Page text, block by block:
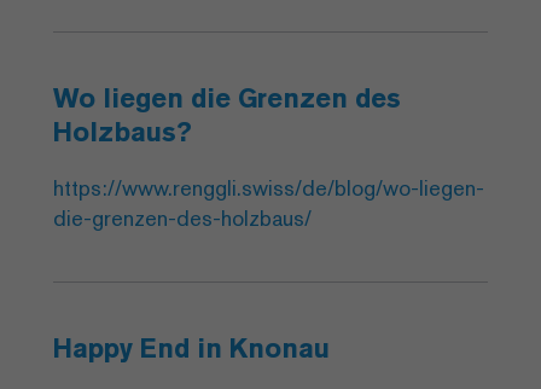
Wo liegen die Grenzen des
Holzbaus?
https://www.renggli.swiss/de/blog/wo-liegen-
die-grenzen-des-holzbaus/
Happy End in Knonau